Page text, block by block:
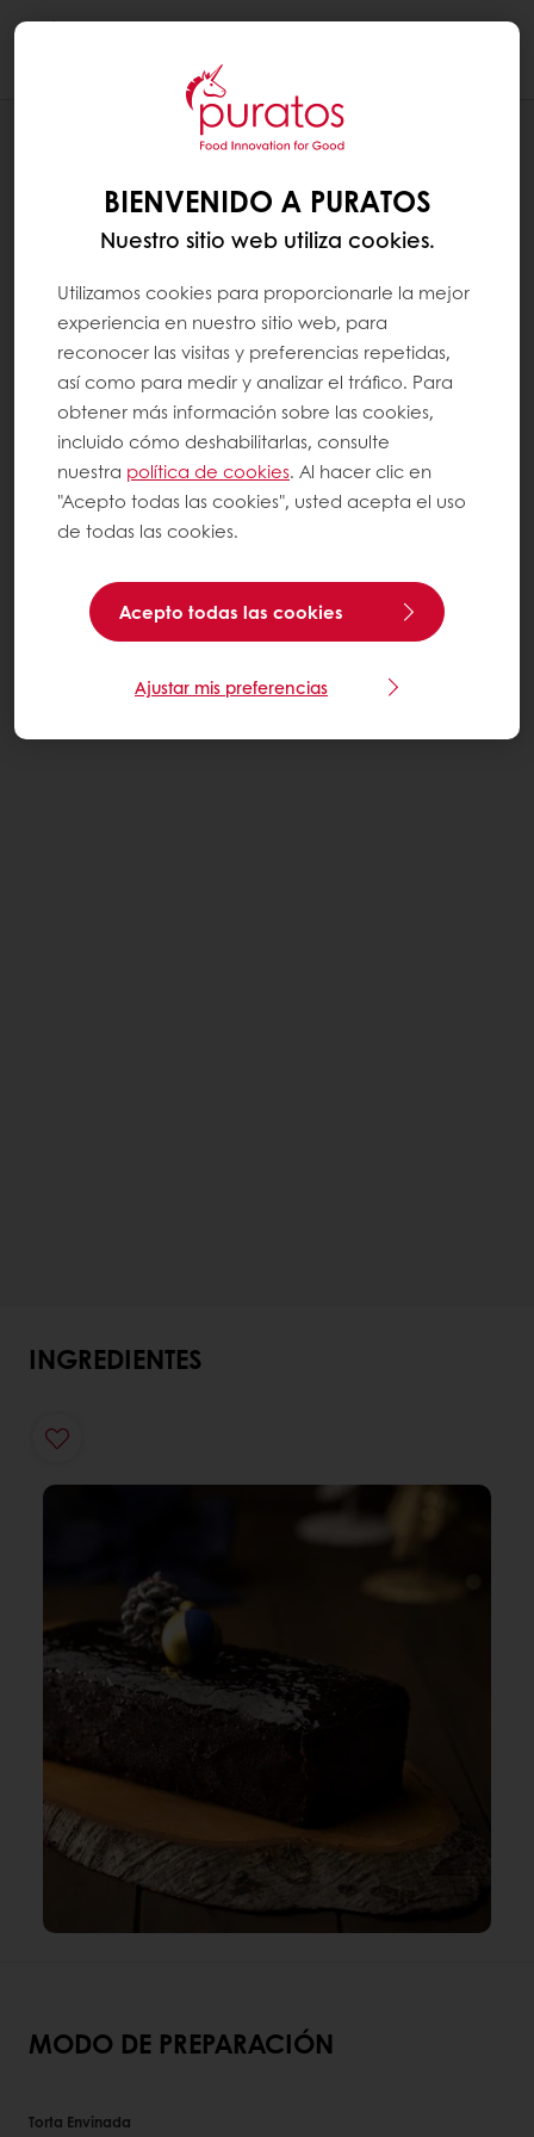
RECETAS
INGREDIENTES
MODO DE PREPARACIÓN
Torta Envinada
BIENVENIDO A PURATOS
Nuestro sitio web utiliza cookies.
Utilizamos cookies para proporcionarle la mejor
experiencia en nuestro sitio web, para
reconocer las visitas y preferencias repetidas,
así como para medir y analizar el tráfico. Para
obtener más información sobre las cookies,
incluido cómo deshabilitarlas, consulte
nuestra política de cookies. Al hacer clic en
"Acepto todas las cookies", usted acepta el uso
de todas las cookies.
Acepto todas las cookies
Ajustar mis preferencias